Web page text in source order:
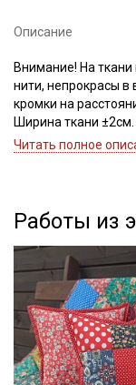
Описание
Внимание! На
нити, непрокрасы
кромки на
Ширина ткани ±2см.
Бязь выдерживает
привлекательный
гладится, удобна в
Отлично подходит
покрывал, легкой
кроватку,
декоративных
легких занавесок,
скрапбукинга,
материала.
Читать полное
Работы из